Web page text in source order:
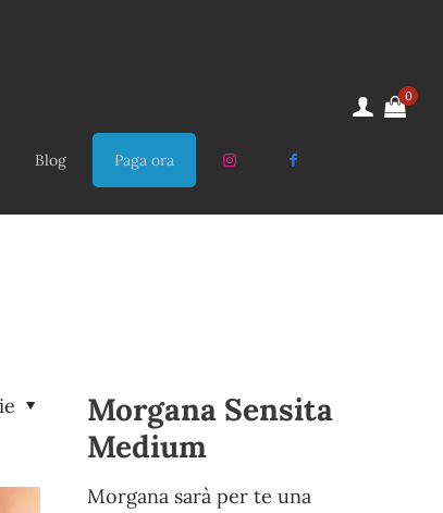
Blog Paga ora
0
Morgana Sensita
Medium
Morgana sarà per te una